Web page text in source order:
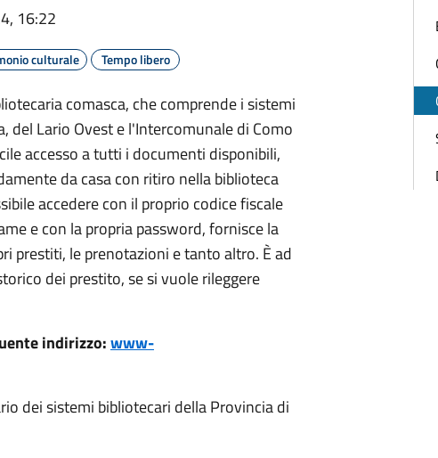
16:22
culturale Tempo libero
comasca, che comprende i sistemi
del Lario Ovest e l'Intercomunale di Como
accesso a tutti i documenti disponibili,
da casa con ritiro nella biblioteca
accedere con il proprio codice fiscale
e con la propria password, fornisce la
prestiti, le prenotazioni e tanto altro. È ad
dei prestito, se si vuole rileggere
indirizzo:www-
dei sistemi bibliotecari della Provincia di